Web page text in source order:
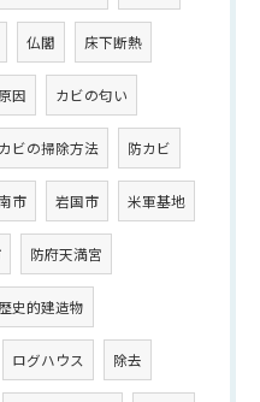
仏閣 床下断熱
因 カビの匂い
カビの掃除方法 防カビ
市 岩国市 米軍基地
防府天満宮
歴史的建造物
ログハウス 除去